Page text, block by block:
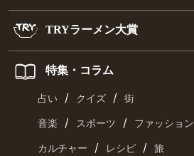
TRYラーメン大賞
特集・コラム
占い / クイズ / 街
音楽 / スポーツ / ファッション
カルチャー / レシピ / 旅